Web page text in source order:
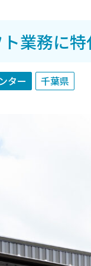
業務に
ター 千葉県